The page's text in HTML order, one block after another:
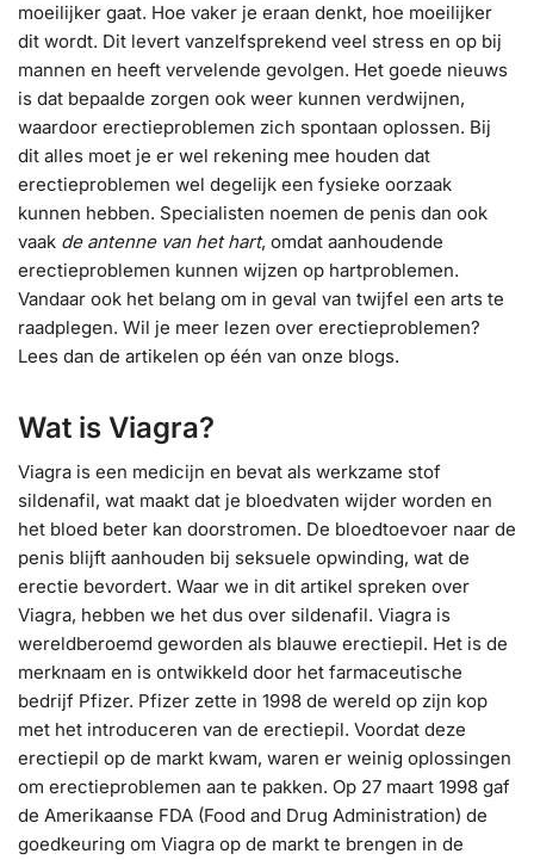
moeilijker gaat. Hoe vaker je eraan denkt, hoe moeilijker
dit wordt. Dit levert vanzelfsprekend veel stress en op bij
mannen en heeft vervelende gevolgen. Het goede nieuws
is dat bepaalde zorgen ook weer kunnen verdwijnen,
waardoor erectieproblemen zich spontaan oplossen. Bij
dit alles moet je er wel rekening mee houden dat
erectieproblemen wel degelijk een fysieke oorzaak
kunnen hebben. Specialisten noemen de penis dan ook
vaak de antenne van het hart, omdat aanhoudende
erectieproblemen kunnen wijzen op hartproblemen.
Vandaar ook het belang om in geval van twijfel een arts te
raadplegen. Wil je meer lezen over erectieproblemen?
Lees dan de artikelen op één van onze blogs.
Wat is Viagra?
Viagra is een medicijn en bevat als werkzame stof
sildenafil, wat maakt dat je bloedvaten wijder worden en
het bloed beter kan doorstromen. De bloedtoevoer naar de
penis blijft aanhouden bij seksuele opwinding, wat de
erectie bevordert. Waar we in dit artikel spreken over
Viagra, hebben we het dus over sildenafil. Viagra is
wereldberoemd geworden als blauwe erectiepil. Het is de
merknaam en is ontwikkeld door het farmaceutische
bedrijf Pfizer. Pfizer zette in 1998 de wereld op zijn kop
met het introduceren van de erectiepil. Voordat deze
erectiepil op de markt kwam, waren er weinig oplossingen
om erectieproblemen aan te pakken. Op 27 maart 1998 gaf
de Amerikaanse FDA (Food and Drug Administration) de
goedkeuring om Viagra op de markt te brengen in de